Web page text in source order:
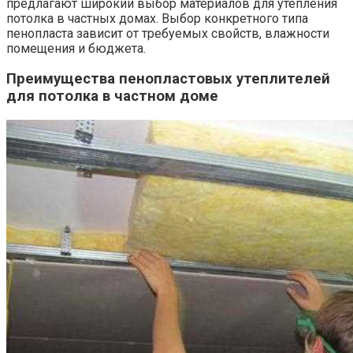
предлагают широкий выбор материалов для утепления
потолка в частных домах. Выбор конкретного типа
пенопласта зависит от требуемых свойств, влажности
помещения и бюджета.
Преимущества пенопластовых утеплителей
для потолка в частном доме